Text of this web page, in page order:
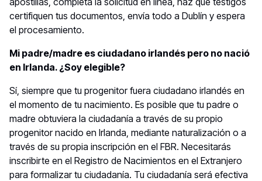
certifiquen tus documentos, envía todo a Dublín y espera
el procesamiento.
Mi padre/madre es ciudadano irlandés pero no nació
en Irlanda. ¿Soy elegible?
Sí, siempre que tu progenitor fuera ciudadano irlandés en
el momento de tu nacimiento. Es posible que tu padre o
madre obtuviera la ciudadanía a través de su propio
progenitor nacido en Irlanda, mediante naturalización o a
través de su propia inscripción en el FBR. Necesitarás
inscribirte en el Registro de Nacimientos en el Extranjero
para formalizar tu ciudadanía. Tu ciudadanía será efectiva